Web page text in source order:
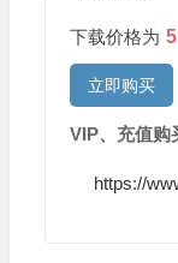
下载价格为 5
立即购买
VIP、充值购
https://